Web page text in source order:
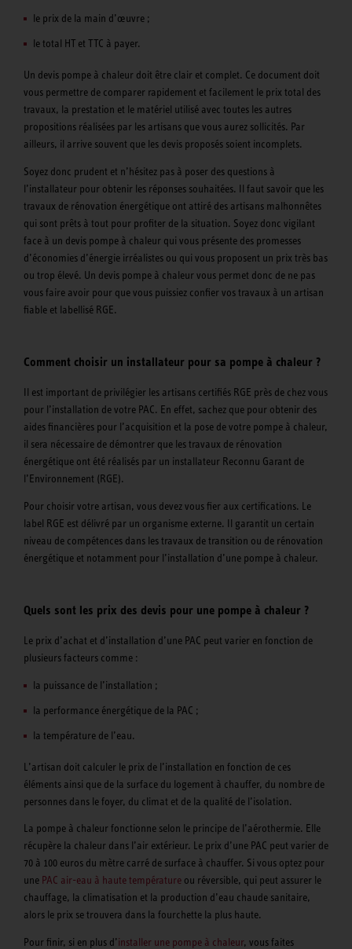
le prix de la main d’œuvre ;
le total HT et TTC à payer.
Un devis pompe à chaleur doit être clair et complet. Ce document doit
vous permettre de comparer rapidement et facilement le prix total des
travaux, la prestation et le matériel utilisé avec toutes les autres
propositions réalisées par les artisans que vous aurez sollicités. Par
ailleurs, il arrive souvent que les devis proposés soient incomplets.
Soyez donc prudent et n’hésitez pas à poser des questions à
l’installateur pour obtenir les réponses souhaitées. Il faut savoir que les
travaux de rénovation énergétique ont attiré des artisans malhonnêtes
qui sont prêts à tout pour profiter de la situation. Soyez donc vigilant
face à un devis pompe à chaleur qui vous présente des promesses
d’économies d’énergie irréalistes ou qui vous proposent un prix très bas
ou trop élevé. Un devis pompe à chaleur vous permet donc de ne pas
vous faire avoir pour que vous puissiez confier vos travaux à un artisan
fiable et labellisé RGE.
Comment choisir un installateur pour sa pompe à chaleur ?
Il est important de privilégier les artisans certifiés RGE près de chez vous
pour l’installation de votre PAC. En effet, sachez que pour obtenir des
aides financières pour l’acquisition et la pose de votre pompe à chaleur,
il sera nécessaire de démontrer que les travaux de rénovation
énergétique ont été réalisés par un installateur Reconnu Garant de
l’Environnement (RGE).
Pour choisir votre artisan, vous devez vous fier aux certifications. Le
label RGE est délivré par un organisme externe. Il garantit un certain
niveau de compétences dans les travaux de transition ou de rénovation
énergétique et notamment pour l’installation d’une pompe à chaleur.
Quels sont les prix des devis pour une pompe à chaleur ?
Le prix d’achat et d’installation d’une PAC peut varier en fonction de
plusieurs facteurs comme :
la puissance de l’installation ;
la performance énergétique de la PAC ;
la température de l’eau.
L’artisan doit calculer le prix de l’installation en fonction de ces
éléments ainsi que de la surface du logement à chauffer, du nombre de
personnes dans le foyer, du climat et de la qualité de l’isolation.
La pompe à chaleur fonctionne selon le principe de l’aérothermie. Elle
récupère la chaleur dans l’air extérieur. Le prix d’une PAC peut varier de
70 à 100 euros du mètre carré de surface à chauffer. Si vous optez pour
une PAC air-eau à haute température ou réversible, qui peut assurer le
chauffage, la climatisation et la production d’eau chaude sanitaire,
alors le prix se trouvera dans la fourchette la plus haute.
Pour finir, si en plus d’installer une pompe à chaleur, vous faites